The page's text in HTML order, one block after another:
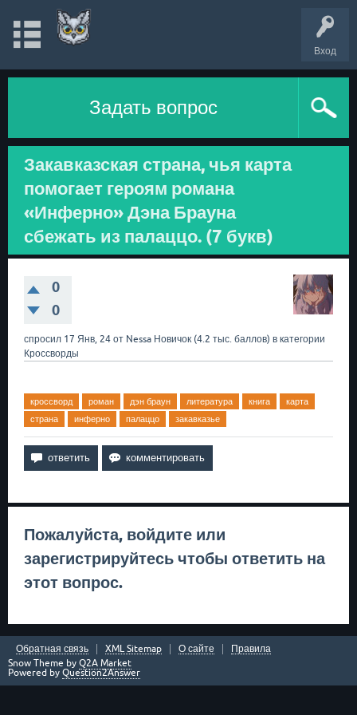
Вход
Задать вопрос
Закавказская страна, чья карта
помогает героям романа
«Инферно» Дэна Брауна
сбежать из палаццо. (7 букв)
0
0
спросил 17 Янв, 24 от Nessa Новичок (4.2 тыс. баллов) в категории
Кроссворды
кроссворд роман дэн браун литература книга
карта
страна
инферно палаццо закавказье
Пожалуйста, войдите или
зарегистрируйтесь чтобы ответить на
этот вопрос.
Обратная связь XML Sitemap О сайте
Правила
Snow Theme by Q2A Market
Powered by Question2Answer